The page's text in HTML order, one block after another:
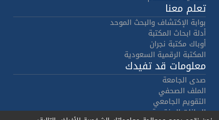
تعلم معنا
بوابة الإكتشاف والبحث الموحد
أدلة ابحاث المكتبة
أوباك مكتبة نجران
المكتبة الرقمية السعودية
معلومات قد تفيدك
صدى الجامعة
الملف الصحفي
التقويم الجامعي
البيانات المفتوحة